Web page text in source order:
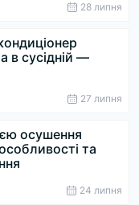
28 липня
в сусідній —
27 липня
осушення
та
24 липня